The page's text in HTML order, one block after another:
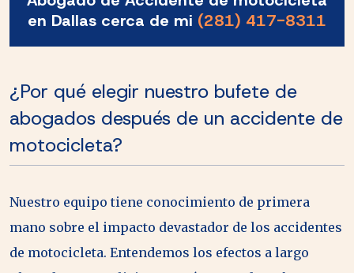
en Dallas cerca de mi (281) 417-8311
¿Por qué elegir nuestro bufete de
abogados después de un accidente de
motocicleta?
Nuestro equipo tiene conocimiento de primera
mano sobre el impacto devastador de los accidentes
de motocicleta. Entendemos los efectos a largo